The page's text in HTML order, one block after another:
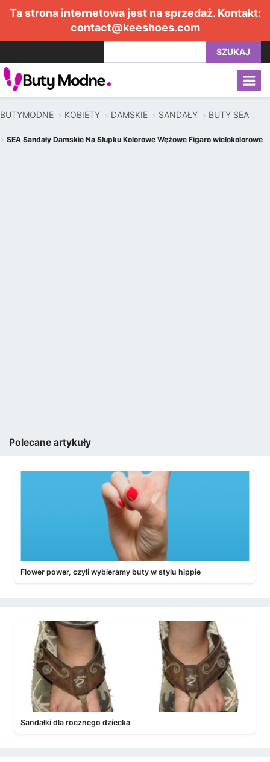
Ta strona internetowa jest na sprzedaż. Kontakt:
contact@keeshoes.com
SZUKAJ
BUTYMODNE KOBIETY DAMSKIE SANDAŁY BUTY SEA
SEA Sandały Damskie Na Słupku Kolorowe Wężowe Figaro wielokolorowe
Polecane artykuły
Flower power, czyli wybieramy buty w stylu hippie
Sandałki dla rocznego dziecka